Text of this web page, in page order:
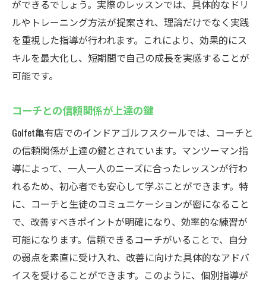
ができるでしょう。実際のレッスンでは、具体的なドリ
ルやトレーニング方法が提案され、理論だけでなく実践
を重視した指導が行われます。これにより、効果的にス
キルを最大化し、短期間で自己の成長を実感することが
可能です。
コーチとの信頼関係が上達の鍵
Golfet亀有店でのインドアゴルフスクールでは、コーチと
の信頼関係が上達の鍵とされています。マンツーマン指
導によって、一人一人のニーズに合ったレッスンが行わ
れるため、初心者でも安心して学ぶことができます。特
に、コーチと生徒のコミュニケーションが密になること
で、改善すべきポイントが明確になり、効率的な練習が
可能になります。信頼できるコーチがいることで、自分
の弱点を素直に受け入れ、改善に向けた具体的なアドバ
イスを受けることができます。このように、個別指導が